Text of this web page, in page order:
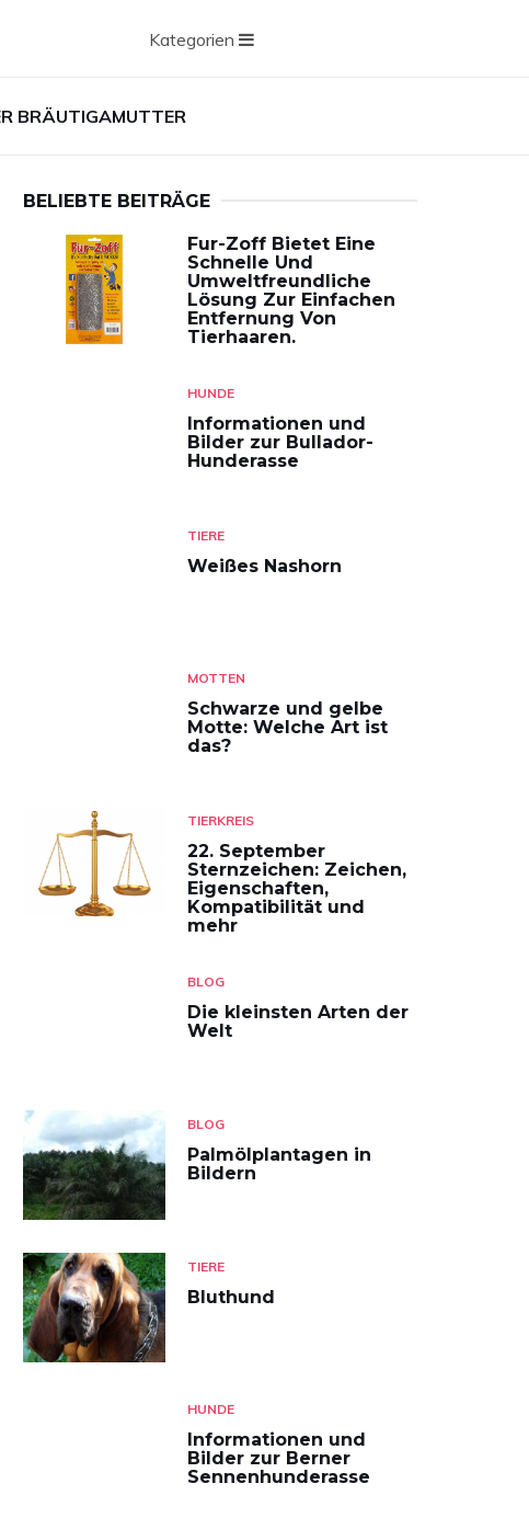
Kategorien
BRÄUTIGAMUTTER
BELIEBTE BEITRÄGE
Fur-Zoff Bietet Eine
Schnelle Und
Umweltfreundliche
Lösung Zur Einfachen
Entfernung Von
Tierhaaren.
HUNDE
Informationen und
Bilder zur Bullador-
Hunderasse
TIERE
Weißes Nashorn
MOTTEN
Schwarze und gelbe
Motte: Welche Art ist
das?
TIERKREIS
22. September
Sternzeichen: Zeichen,
Eigenschaften,
Kompatibilität und
mehr
BLOG
Die kleinsten Arten der
Welt
BLOG
Palmölplantagen in
Bildern
TIERE
Bluthund
HUNDE
Informationen und
Bilder zur Berner
Sennenhunderasse